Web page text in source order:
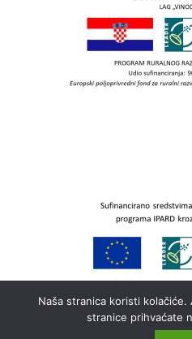
Naša stranica koristi
stranice prihvaćate